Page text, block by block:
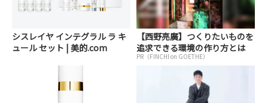
シスレイヤ インテグラル ラ キ
ュール セット | 美的.com
【西野亮廣】つくりたいものを
追求できる環境の作り方とは
PR（FINCHI on GOETHE）